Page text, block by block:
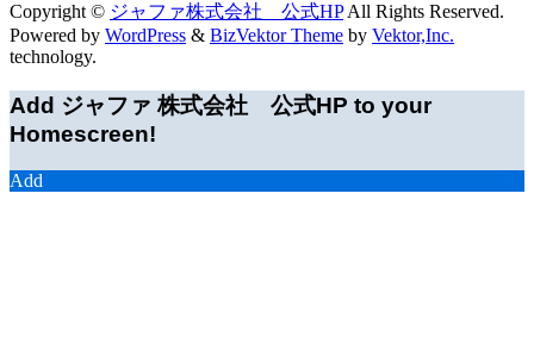
Copyright © ジャファ株式会社 公式HPAll Rights Reserved.
Powered by WordPress & BizVektor Theme by Vektor,Inc.
technology.
Add ジャファ 株式会社 公式HP to your
Homescreen!
Add